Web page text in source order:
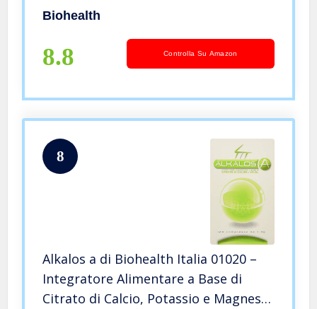
Compresse
Biohealth
8.8 Controlla Su Amazon
8
Alkalos a di Biohealth Italia 01020 –
Integratore Alimentare a Base di
Citrato di Calcio, Potassio e Magnesio